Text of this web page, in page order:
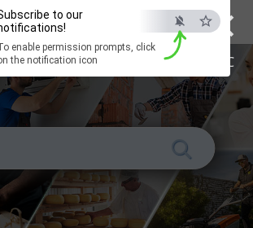
×
ESC
to our
enable permission prompts, click
the notification icon